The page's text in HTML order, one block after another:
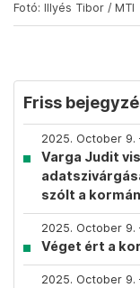
Fotó: Illyés Tibor / MTI
Friss
2025. October 9.
Varga Judit
szólt a
2025. October 9.
Véget ért a
2025. October 9.